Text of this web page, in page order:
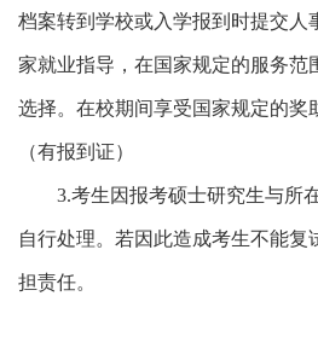
档案转到学校或入学报到时提交人
家就业指导，在国家规定的服务范
选择。在校期间享受国家规定的奖
（有报到证）
3.考生因报考硕士研究生与所
自行处理。若因此造成考生不能复
担责任。